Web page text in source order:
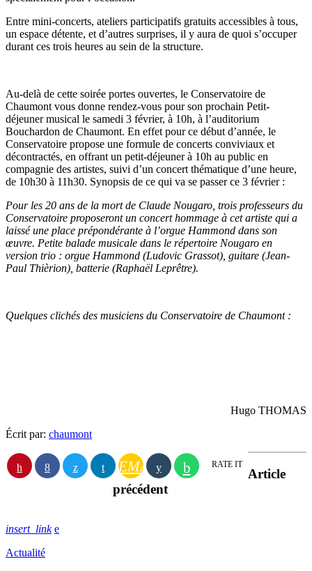
Entre mini-concerts, ateliers participatifs gratuits accessibles à tous,
un espace détente, et d’autres surprises, il y aura de quoi s’occuper
durant ces trois heures au sein de la structure.
Au-delà de cette soirée portes ouvertes, le Conservatoire de
Chaumont vous donne rendez-vous pour son prochain Petit-
déjeuner musical le samedi 3 février, à 10h, à l’auditorium
Bouchardon de Chaumont. En effet pour ce début d’année, le
Conservatoire propose une formule de concerts conviviaux et
décontractés, en offrant un petit-déjeuner à 10h au public en
compagnie des artistes, suivi d’un concert thématique d’une heure,
de 10h30 à 11h30. Synopsis de ce qui va se passer ce 3 février :
Pour les 20 ans de la mort de Claude Nougaro, trois professeurs du
Conservatoire proposeront un concert hommage à cet artiste qui a
laissé une place prépondérante à l’orgue Hammond dans son
œuvre. Petite balade musicale dans le répertoire Nougaro en
version trio : orgue Hammond (Ludovic Grassot), guitare (Jean-
Paul Thièrion), batterie (Raphaël Leprêtre).
Quelques clichés des musiciens du Conservatoire de Chaumont :
Hugo THOMAS
Écrit par: chaumont
EMAIL RATE IT
Article
précédent
insert_link
Actualité